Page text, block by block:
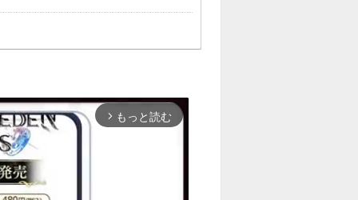
arrow_forward_ios もっと読む